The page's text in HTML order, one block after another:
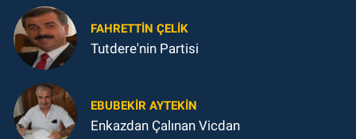
FAHRETTIN ÇELİK
Tutdere'nin Partisi
EBUBEKIR AYTEKIN
Enkazdan Çalınan Vicdan